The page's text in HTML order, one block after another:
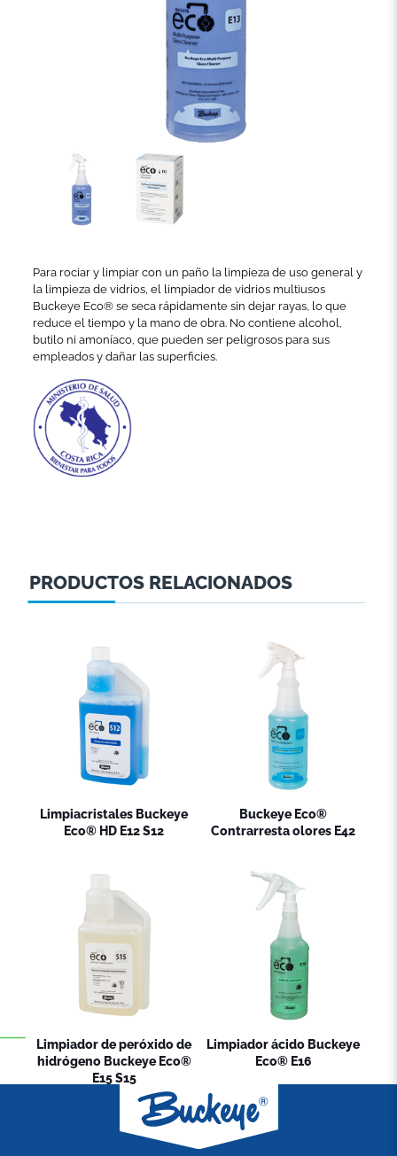
Para rociar y limpiar con un paño la limpieza de uso general y
la limpieza de vidrios, el limpiador de vidrios multiusos
Buckeye Eco® se seca rápidamente sin dejar rayas, lo que
reduce el tiempo y la mano de obra. No contiene alcohol,
butilo ni amoníaco, que pueden ser peligrosos para sus
empleados y dañar las superficies.
PRODUCTOS RELACIONADOS
Limpiacristales Buckeye
Eco® HD E12 S12
Buckeye Eco®
Contrarresta olores E42
Limpiador de peróxido de
hidrógeno Buckeye Eco®
E15 S15
Limpiador ácido Buckeye
Eco® E16